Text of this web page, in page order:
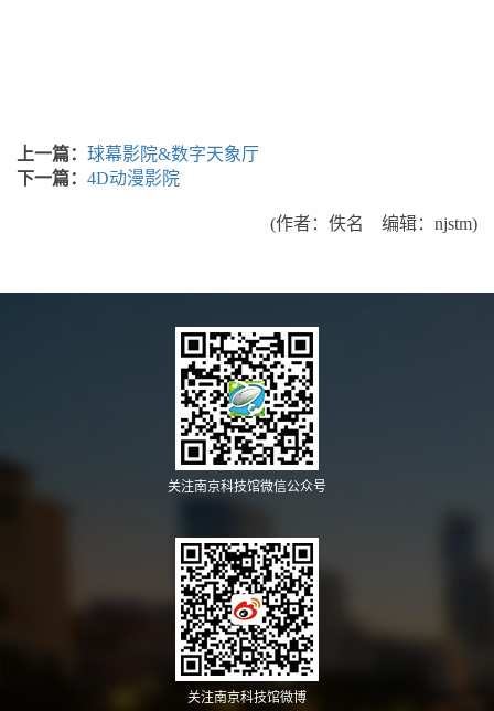
上一篇： 球幕影院&数字天象厅
下一篇： 4D动漫影院
(作者：佚名 编辑：njstm)
关注南京科技馆微信公众号
关注南京科技馆微博